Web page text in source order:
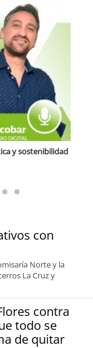
con
Norte y la
La Cruz y
contra
todo se
de quitar